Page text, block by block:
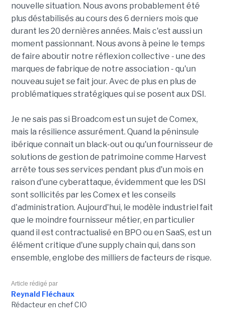
nouvelle situation. Nous avons probablement été
plus déstabilisés au cours des 6 derniers mois que
durant les 20 dernières années. Mais c'est aussi un
moment passionnant. Nous avons à peine le temps
de faire aboutir notre réflexion collective - une des
marques de fabrique de notre association - qu'un
nouveau sujet se fait jour. Avec de plus en plus de
problématiques stratégiques qui se posent aux DSI.
Je ne sais pas si Broadcom est un sujet de Comex,
mais la résilience assurément. Quand la péninsule
ibérique connait un black-out ou qu'un fournisseur de
solutions de gestion de patrimoine comme Harvest
arrête tous ses services pendant plus d'un mois en
raison d'une cyberattaque, évidemment que les DSI
sont sollicités par les Comex et les conseils
d'administration. Aujourd'hui, le modèle industriel fait
que le moindre fournisseur métier, en particulier
quand il est contractualisé en BPO ou en SaaS, est un
élément critique d'une supply chain qui, dans son
ensemble, englobe des milliers de facteurs de risque.
Article rédigé par
Reynald Fléchaux
Rédacteur en chef CIO